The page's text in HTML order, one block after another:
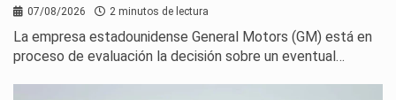
07/08/2026 2 minutos de lectura
La empresa estadounidense General Motors (GM) está en
proceso de evaluación la decisión sobre un eventual…